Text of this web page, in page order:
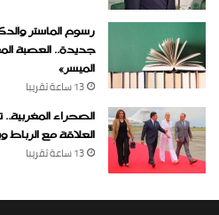
رسوم الماستر
جديدة.. العصبة
الميسر»
13 ساعة ‏تقريبا
الصحراء
العلاقة مع الرباط
13 ساعة ‏تقريبا